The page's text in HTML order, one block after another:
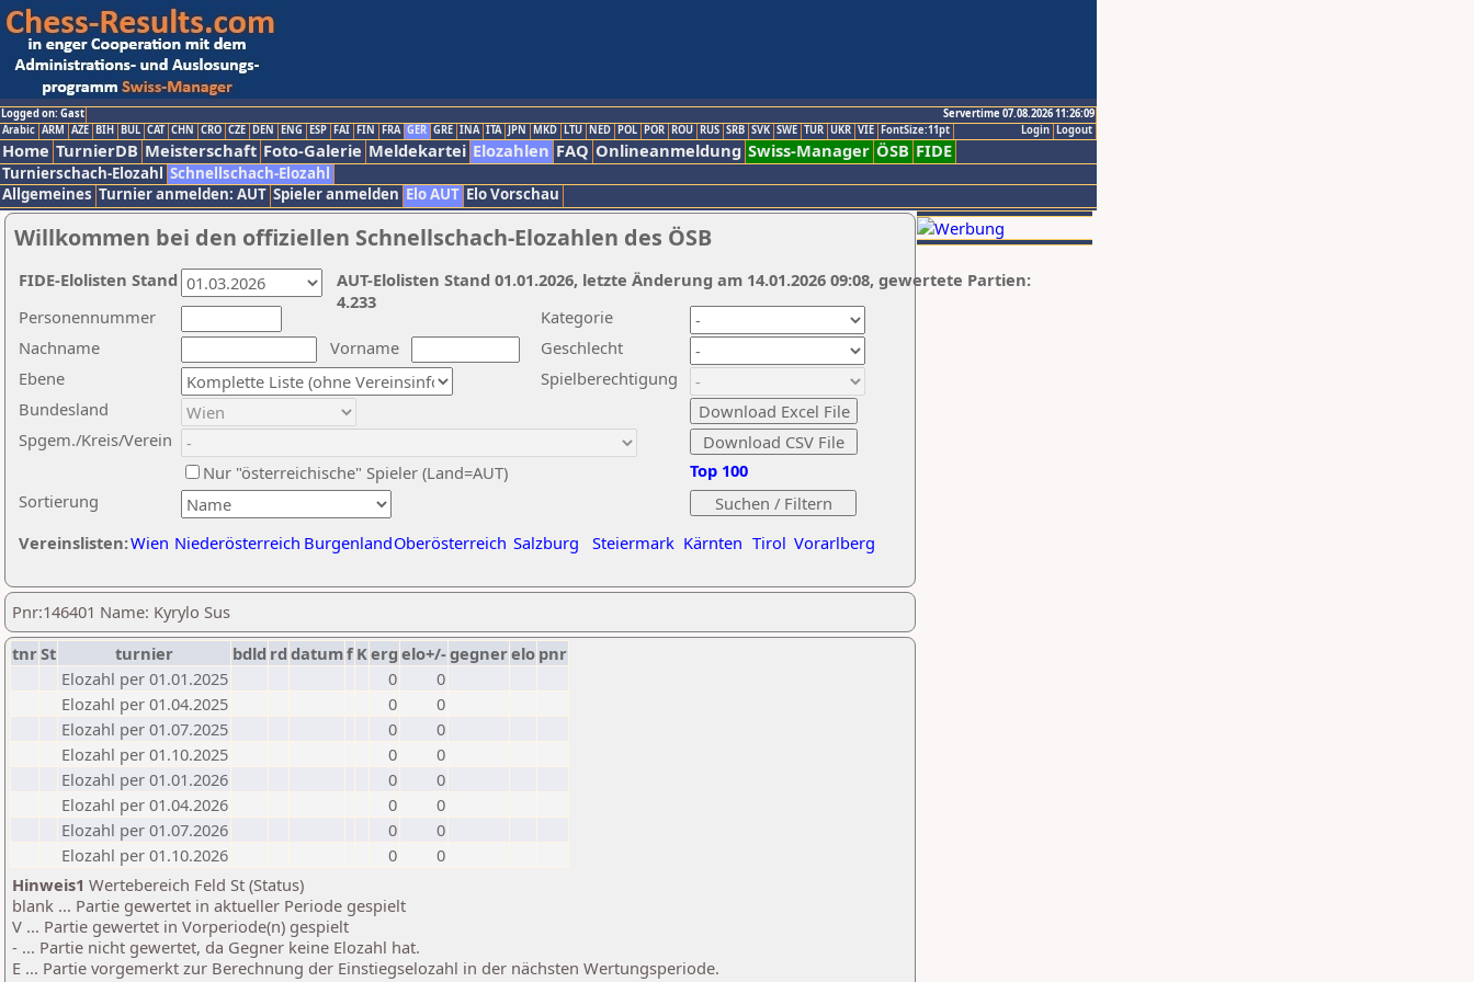
Logged on: Gast
Servertime 07.08.2026 11:26:09
Logout
Login
Arabic ARM AZE BIH BUL CAT CHN CRO CZE DEN ENG ESP FAI FIN FRA GER GRE INA ITA JPN MKD LTU NED POL POR ROU RUS SRB SVK SWE TUR UKR VIE FontSize:11pt
Home TurnierDB Meisterschaft Foto-Galerie Meldekartei Elozahlen FAQ Onlineanmeldung Swiss-Manager ÖSB FIDE
Turnierschach-Elozahl Schnellschach-Elozahl
Allgemeines Turnier anmelden: AUT Spieler anmelden Elo AUT Elo Vorschau
Willkommen bei den offiziellen Schnellschach-Elozahlen des ÖSB
Nachname
Vorname
Ebene
Kategorie
Sortierung
Personennummer
Bundesland
Spgem./Kreis/Verein
Geschlecht
Nur "österreichische" Spieler (Land=AUT)
Spielberechtigung
Vereinslisten:Wien Niederösterreich BurgenlandOberösterreich Salzburg Steiermark Kärnten Tirol Vorarlberg
Top 100
AUT-Elolisten Stand 01.01.2026, letzte Änderung am 14.01.2026 09:08, gewertete Partien:
4.233
FIDE-Elolisten Stand
Pnr:146401 Name: Kyrylo Sus
tnrSt turnier bdld rd datumf Kerg elo+/-gegnerelo pnr
Elozahl per 01.01.2025
0
0
Elozahl per 01.04.2025
0
0
Elozahl per 01.07.2025
0
0
Elozahl per 01.10.2025
0
0
Elozahl per 01.01.2026
0
0
Elozahl per 01.04.2026
0
0
Elozahl per 01.07.2026
0
0
Elozahl per 01.10.2026
0
0
Hinweis1 Wertebereich Feld St (Status)
blank ... Partie gewertet in aktueller Periode gespielt
V ... Partie gewertet in Vorperiode(n) gespielt
- ... Partie nicht gewertet, da Gegner keine Elozahl hat.
E ... Partie vorgemerkt zur Berechnung der Einstiegselozahl in der nächsten Wertungsperiode.